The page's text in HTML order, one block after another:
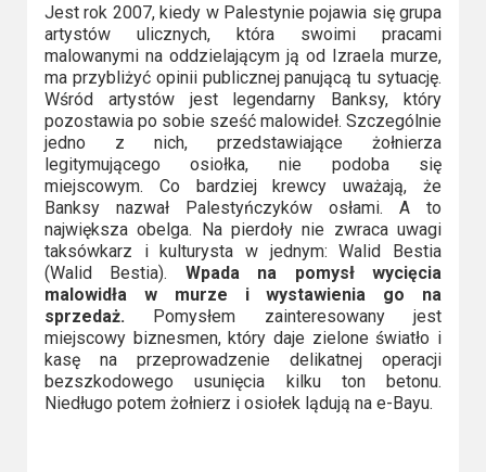
Disney+
HBO
Max
Netflix
Sky
Showtime
Podsumowania
2023
2022
Jest rok 2007, kiedy w Palestynie pojawia się grupa
artystów ulicznych, która swoimi pracami
malowanymi na oddzielającym ją od Izraela murze,
ma przybliżyć opinii publicznej panującą tu sytuację.
Wśród artystów jest legendarny Banksy, który
pozostawia po sobie sześć malowideł. Szczególnie
jedno z nich, przedstawiające żołnierza
legitymującego osiołka, nie podoba się
miejscowym. Co bardziej krewcy uważają, że
Banksy nazwał Palestyńczyków osłami. A to
największa obelga. Na pierdoły nie zwraca uwagi
taksówkarz i kulturysta w jednym: Walid Bestia
(Walid Bestia). Wpada na pomysł wycięcia
malowidła w murze i wystawienia go na
sprzedaż. Pomysłem zainteresowany jest
miejscowy biznesmen, który daje zielone światło i
kasę na przeprowadzenie delikatnej operacji
bezszkodowego usunięcia kilku ton betonu.
Niedługo potem żołnierz i osiołek lądują na e-Bayu.